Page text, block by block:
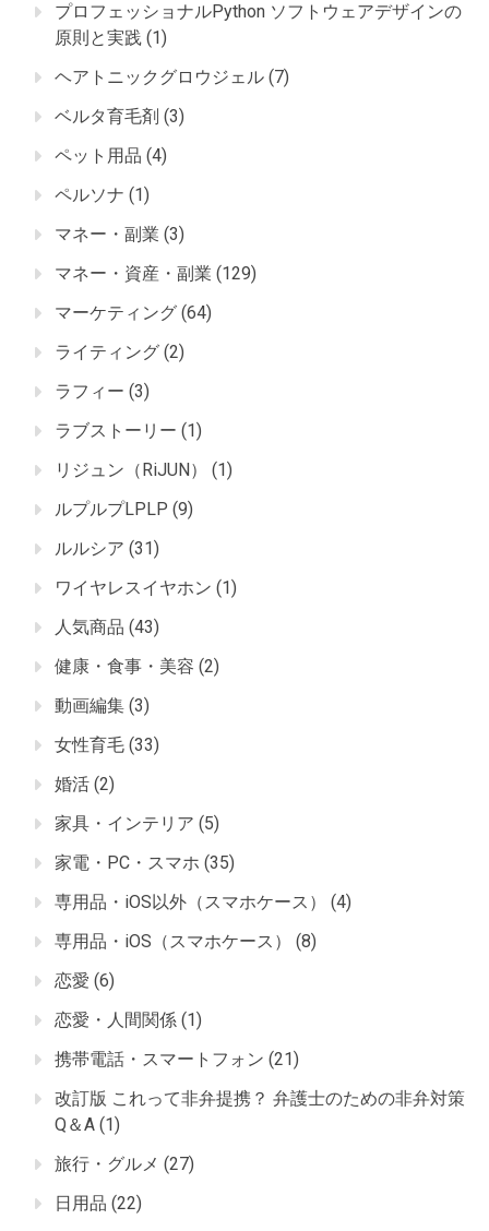
プロフェッショナルPython ソフトウェアデザインの
原則と実践 (1)
ヘアトニックグロウジェル (7)
ベルタ育毛剤 (3)
ペット用品 (4)
ペルソナ (1)
マネー・副業 (3)
マネー・資産・副業 (129)
マーケティング (64)
ライティング (2)
ラフィー (3)
ラブストーリー (1)
リジュン（RiJUN）
(1)
ルプルプLPLP (9)
ルルシア (31)
ワイヤレスイヤホン (1)
人気商品 (43)
健康・食事・美容 (2)
動画編集 (3)
女性育毛 (33)
婚活 (2)
家具・インテリア (5)
家電・PC・スマホ (35)
専用品・iOS以外（スマホケース）
(4)
専用品・iOS（スマホケース）
(8)
恋愛 (6)
恋愛・人間関係 (1)
携帯電話・スマートフォン (21)
改訂版 これって非弁提携？ 弁護士のための非弁対策
Q＆A (1)
旅行・グルメ (27)
日用品 (22)